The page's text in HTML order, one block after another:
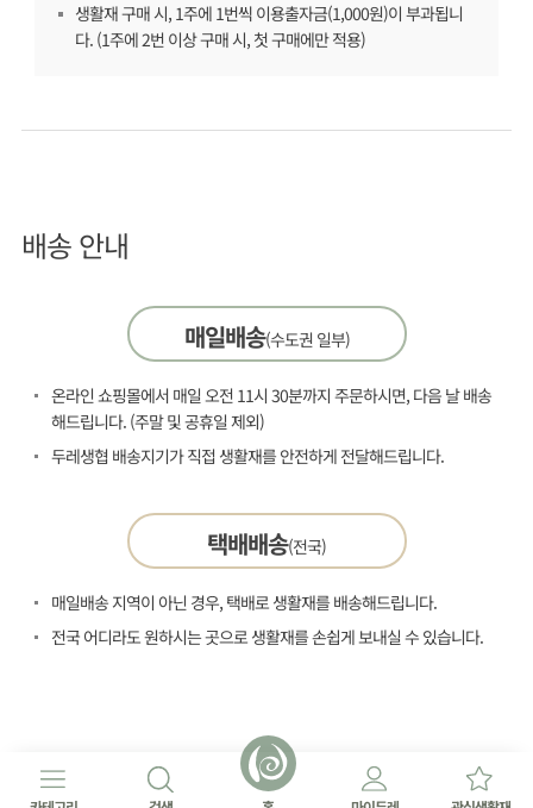
생활재 구매 시, 1주에 1번씩 이용출자금(1,000원)이 부과됩니
다. (1주에 2번 이상 구매 시, 첫 구매에만 적용)
배송 안내
매일배송(수도권 일부)
온라인 쇼핑몰에서 매일 오전 11시 30분까지 주문하시면, 다음 날 배송
해드립니다. (주말 및 공휴일 제외)
두레생협 배송지기가 직접 생활재를 안전하게 전달해드립니다.
택배배송(전국)
매일배송 지역이 아닌 경우, 택배로 생활재를 배송해드립니다.
전국 어디라도 원하시는 곳으로 생활재를 손쉽게 보내실 수 있습니다.